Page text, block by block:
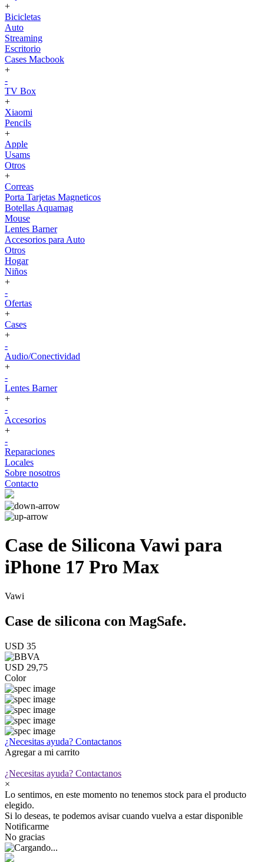
+
Bicicletas
Auto
Streaming
Escritorio
Cases Macbook
+
-
TV Box
+
Xiaomi
Pencils
+
Apple
Usams
Otros
+
Correas
Porta Tarjetas Magneticos
Botellas Aquamag
Mouse
Lentes Barner
Accesorios para Auto
Otros
Hogar
Niños
+
-
Ofertas
+
Cases
+
-
Audio/Conectividad
+
-
Lentes Barner
+
-
Accesorios
+
-
Reparaciones
Locales
Sobre nosotros
Contacto
Case de Silicona Vawi para
iPhone 17 Pro Max
Vawi
Case de silicona con MagSafe.
USD 35
USD 29,75
Color
¿Necesitas ayuda? Contactanos
Agregar a mi carrito
¿Necesitas ayuda? Contactanos
×
Lo sentimos, en este momento no tenemos stock para el producto
elegido.
Si lo deseas, te podemos avisar cuando vuelva a estar disponible
Notificarme
No gracias